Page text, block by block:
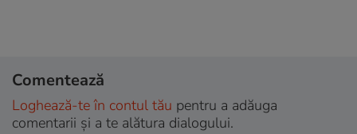
Comentează
Loghează-te în contul tău pentru a adăuga
comentarii și a te alătura dialogului.